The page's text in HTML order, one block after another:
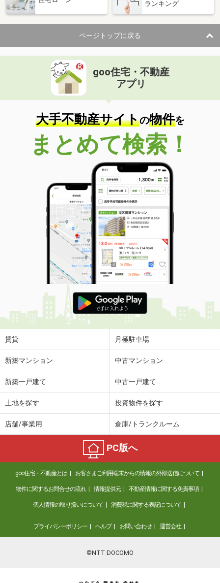
ランキング
ページトップに戻る
goo住宅・不動産
アプリ
大手不動産サイトの物件を
まとめて検索！
賃貸 月極駐車場
新築マンション 中古マンション
新築一戸建て 中古一戸建て
土地を探す 投資物件を探す
店舗/事業用 倉庫/トランクルーム
PC版へ
goo住宅・不動産とは お客さまご利用端末からの情報の外部送信について
物件に関するお問合せの流れ 情報提供元 不動産情報に関する免責事項
個人情報の取り扱いについて 消費税に関する表記について
プライバシーポリシー ヘルプ お問い合わせ 運営会社
©NTT DOCOMO